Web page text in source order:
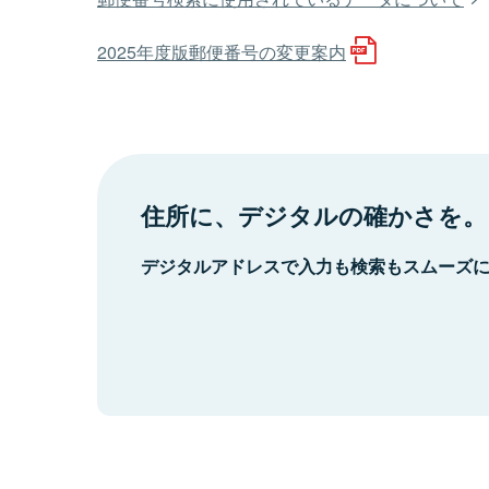
2025年度版郵便番号の変更案内
住所に、デジタルの確かさを。
デジタルアドレスで入力も検索もスムーズ